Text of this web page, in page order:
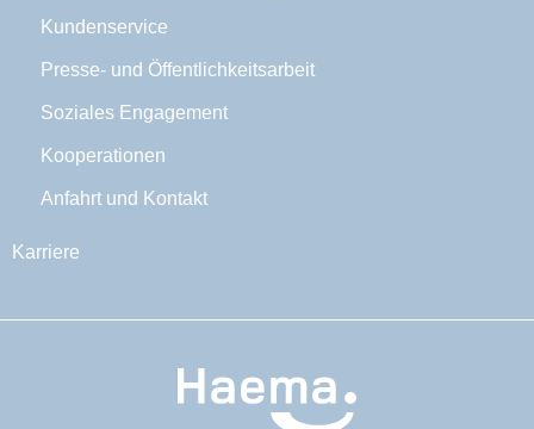
Kundenservice
Presse- und Öffentlichkeitsarbeit
Soziales Engagement
Kooperationen
Anfahrt und Kontakt
Karriere